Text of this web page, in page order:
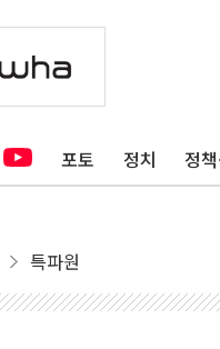
포토 정치 정
특파원